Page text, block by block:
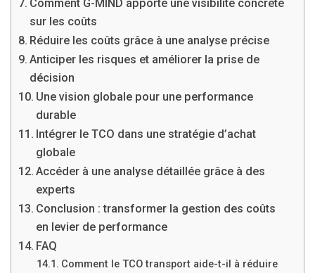
Comment G-MIND apporte une visibilité concrète
sur les coûts
Réduire les coûts grâce à une analyse précise
Anticiper les risques et améliorer la prise de
décision
Une vision globale pour une performance
durable
Intégrer le TCO dans une stratégie d’achat
globale
Accéder à une analyse détaillée grâce à des
experts
Conclusion : transformer la gestion des coûts
en levier de performance
FAQ
Comment le TCO transport aide-t-il à réduire